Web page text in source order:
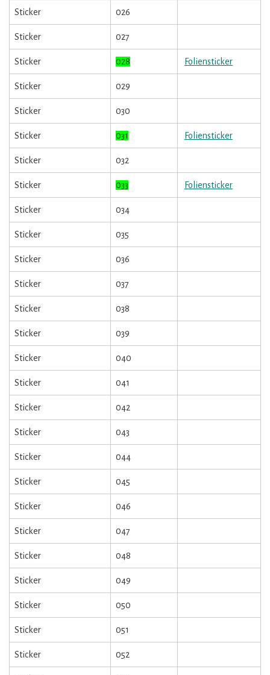
Sticker 026
Sticker 027
Sticker 028 Foliensticker
Sticker 029
Sticker 030
Sticker 031 Foliensticker
Sticker 032
Sticker 033 Foliensticker
Sticker 034
Sticker 035
Sticker 036
Sticker 037
Sticker 038
Sticker 039
Sticker 040
Sticker 041
Sticker 042
Sticker 043
Sticker 044
Sticker 045
Sticker 046
Sticker 047
Sticker 048
Sticker 049
Sticker 050
Sticker 051
Sticker 052